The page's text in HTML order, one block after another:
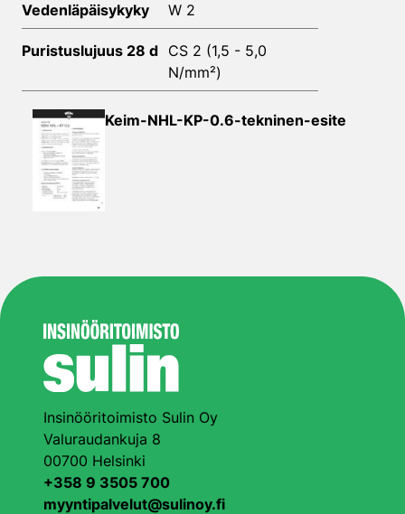
Vedenläpäisykyky W 2
Puristuslujuus 28 d CS 2 (1,5 - 5,0
N/mm²)
Keim-NHL-KP-0.6-tekninen-esite
Insinööritoimisto Sulin Oy
Valuraudankuja 8
00700 Helsinki
+358 9 3505 700
myyntipalvelut@sulinoy.fi